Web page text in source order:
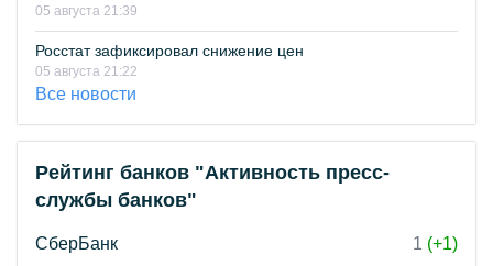
05 августа 21:39
Росстат зафиксировал снижение цен
05 августа 21:22
Все новости
Рейтинг банков "Активность пресс-
службы банков"
СберБанк 1 (+1)